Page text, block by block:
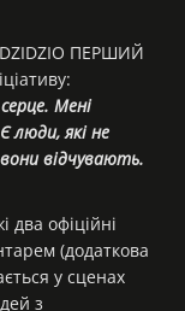
ПЕРШИЙ
Мені
люди, які не
відчувають.
два офіційні
(додаткова
у сценах
з